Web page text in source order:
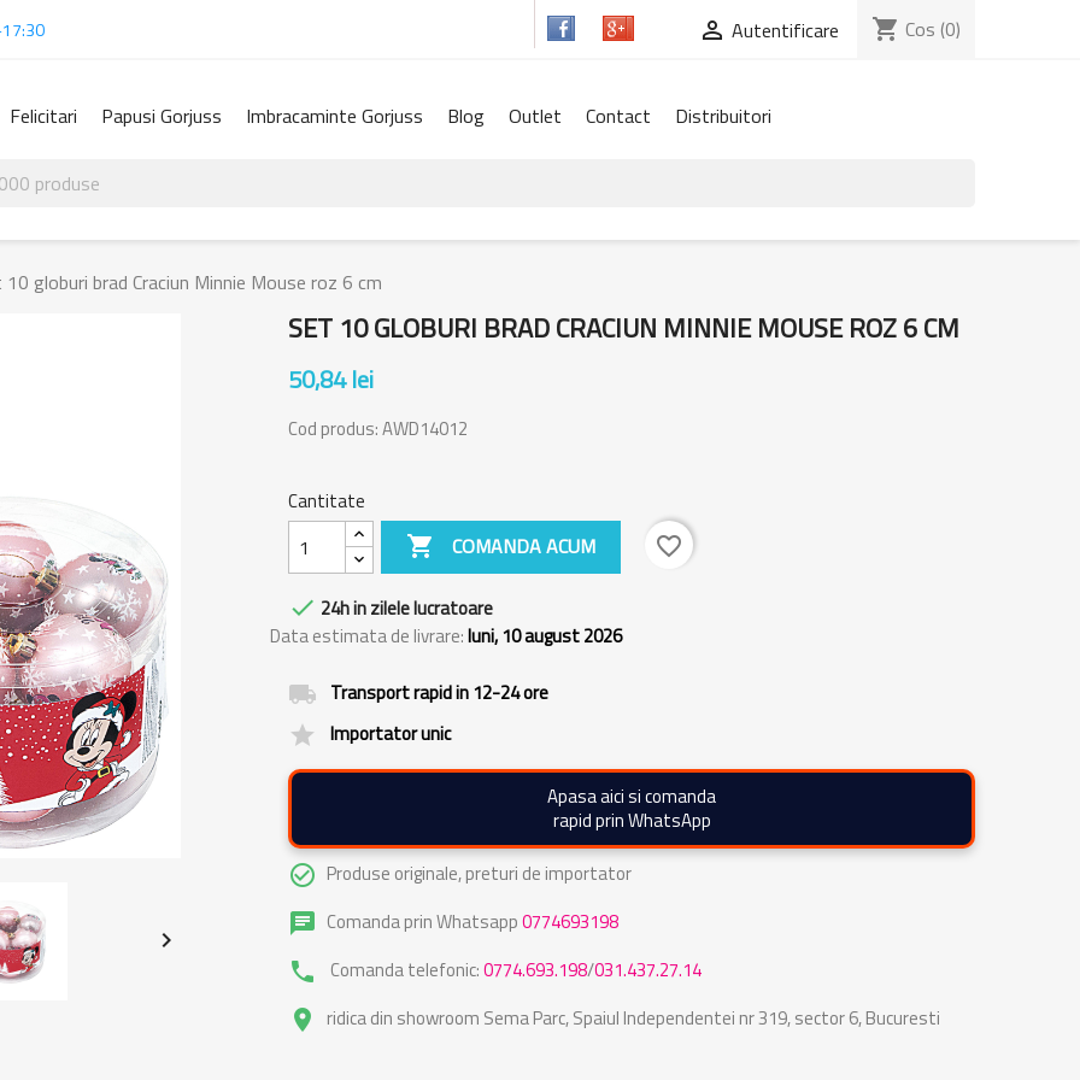
 Autentificare shopping_cart Cos (0)
Felicitari Papusi Gorjuss Imbracaminte Gorjuss Blog Outlet Contact Distribuitori
globuri brad Craciun Minnie Mouse roz 6 cm

SET 10 GLOBURI BRAD CRACIUN MINNIE MOUSE ROZ 6 CM
50,84 lei
Cod produs:AWD14012
Cantitate
 COMANDA ACUM favorite_border
 24h in zilele lucratoare
Data estimata de livrare:luni, 10 august 2026
local_shipping Transport rapid in 12-24 ore
grade Importator unic
Apasa aici si comanda
rapid prin WhatsApp
check_circle_outline Produse originale, preturi de importator
chat Comanda prin Whatsapp0774693198
phone Comanda telefonic:0774.693.198/031.437.27.14
place ridica din showroom Sema Parc, Spaiul Independentei nr 319, sector 6, Bucuresti